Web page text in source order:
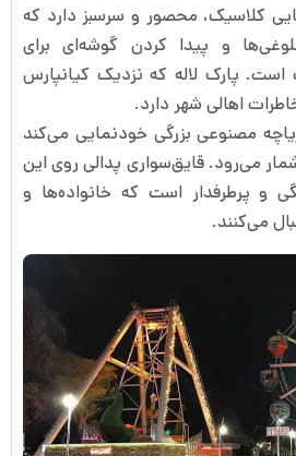
کلاسیک، محصور و سرسبز دارد که
و پیدا کردن گوشه‌ای برای
پارک لاله که نزدیک کیانپارس
اهالی شهر دارد.
مصنوعی بزرگی خودنمایی می‌کند
می‌رود. قایق‌سواری پدالی روی این
و پرطرفدار است که خانواده‌ها و
می‌کنند.